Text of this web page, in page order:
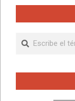
Buscar